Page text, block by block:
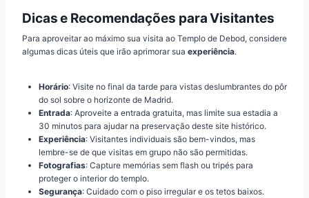
Dicas e Recomendações para Visitantes
Para aproveitar ao máximo sua visita ao Templo de Debod, considere
algumas dicas úteis que irão aprimorar sua experiência.
Horário: Visite no final da tarde para vistas deslumbrantes do pôr
do sol sobre o horizonte de Madrid.
Entrada: Aproveite a entrada gratuita, mas limite sua estadia a
30 minutos para ajudar na preservação deste site histórico.
Experiência: Visitantes individuais são bem-vindos, mas
lembre-se de que visitas em grupo não são permitidas.
Fotografias: Capture memórias sem flash ou tripés para
proteger o interior do templo.
Segurança: Cuidado com o piso irregular e os tetos baixos.